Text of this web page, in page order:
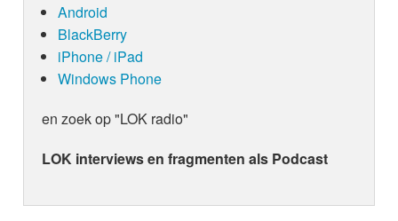
Android
BlackBerry
iPhone / iPad
Windows Phone
en zoek op "LOK radio"
LOK interviews en fragmenten als Podcast